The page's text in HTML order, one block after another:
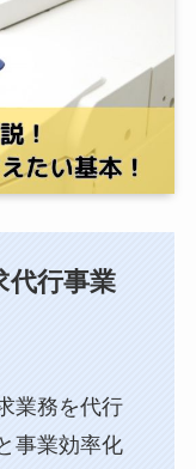
代行事業
業務を代行
事業効率化